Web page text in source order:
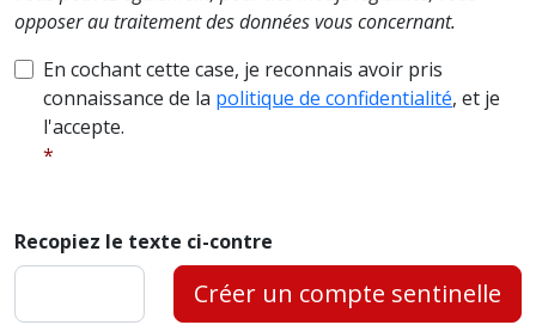
opposer au traitement des données vous concernant.
En cochant cette case, je reconnais avoir pris
connaissance de la politique de confidentialité, et je
l'accepte.
Recopiez le texte ci-contre
Créer un compte sentinelle